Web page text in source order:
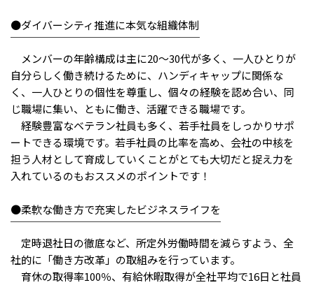
●ダイバーシティ推進に本気な組織体制
￣￣￣￣￣￣￣￣￣￣￣￣￣￣￣￣￣￣
メンバーの年齢構成は主に20～30代が多く、一人ひとりが
自分らしく働き続けるために、ハンディキャップに関係な
く、一人ひとりの個性を尊重し、個々の経験を認め合い、同
じ職場に集い、ともに働き、活躍できる職場です。
経験豊富なベテラン社員も多く、若手社員をしっかりサポ
ートできる環境です。若手社員の比率を高め、会社の中核を
担う人材として育成していくことがとても大切だと捉え力を
入れているのもおススメのポイントです！
●柔軟な働き方で充実したビジネスライフを
￣￣￣￣￣￣￣￣￣￣￣￣￣￣￣￣￣￣￣￣
定時退社日の徹底など、所定外労働時間を減らすよう、全
社的に「働き方改革」の取組みを行っています。
育休の取得率100％、有給休暇取得が全社平均で16日と社員
メニューを閉じる